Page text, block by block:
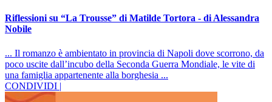
Riflessioni su “La Trousse” di Matilde Tortora - di Alessandra
Nobile
... Il romanzo è ambientato in provincia di Napoli dove scorrono, da
poco uscite dall’incubo della Seconda Guerra Mondiale, le vite di
una famiglia appartenente alla borghesia ...
CONDIVIDI |